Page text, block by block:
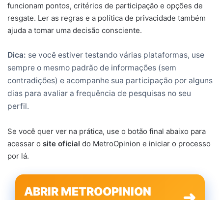
funcionam pontos, critérios de participação e opções de
resgate. Ler as regras e a política de privacidade também
ajuda a tomar uma decisão consciente.
Dica: se você estiver testando várias plataformas, use
sempre o mesmo padrão de informações (sem
contradições) e acompanhe sua participação por alguns
dias para avaliar a frequência de pesquisas no seu
perfil.
Se você quer ver na prática, use o botão final abaixo para
acessar o site oficial do MetroOpinion e iniciar o processo
por lá.
ABRIR METROOPINION